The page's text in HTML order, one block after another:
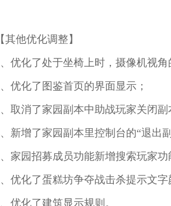
【其他优化调整】
优化了处于坐椅上时，摄像机视角
优化了图鉴首页的界面显示；
取消了家园副本中助战玩家关闭副
新增了家园副本里控制台的“退出
家园招募成员功能新增搜索玩家功
优化了蛋糕坊争夺战击杀提示文字
优化了建筑显示规则。